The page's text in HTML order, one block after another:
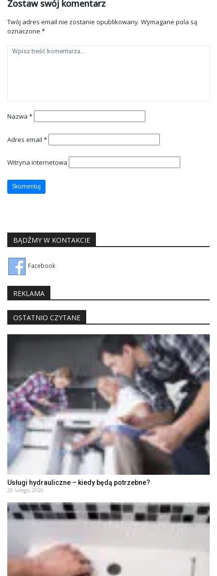
Zostaw swój komentarz
Twój adres email nie zostanie opublikowany. Wymagane pola są
oznaczone *
Nazwa *
Adres email *
Witryna internetowa
BĄDŹMY W KONTAKCIE
Facebook
REKLAMA
OSTATNIO CZYTANE
Usługi hydrauliczne – kiedy będą potrzebne?
20 lutego, 2020